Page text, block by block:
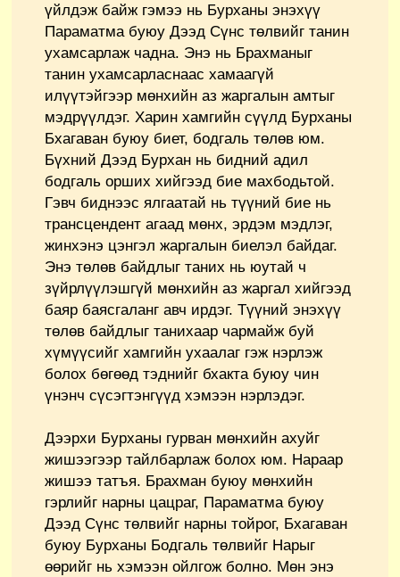
үйлдэж байж гэмээ нь Бурханы энэхүү
Параматма буюу Дээд Сүнс төлвийг танин
ухамсарлаж чадна. Энэ нь Брахманыг
танин ухамсарласнаас хамаагүй
илүүтэйгээр мөнхийн аз жаргалын амтыг
мэдрүүлдэг. Харин хамгийн сүүлд Бурханы
Бхагаван буюу биет, бодгаль төлөв юм.
Бүхний Дээд Бурхан нь бидний адил
бодгаль орших хийгээд бие махбодьтой.
Гэвч биднээс ялгаатай нь түүний бие нь
трансцендент агаад мөнх, эрдэм мэдлэг,
жинхэнэ цэнгэл жаргалын биелэл байдаг.
Энэ төлөв байдлыг таних нь юутай ч
зүйрлүүлэшгүй мөнхийн аз жаргал хийгээд
баяр баясгаланг авч ирдэг. Түүний энэхүү
төлөв байдлыг танихаар чармайж буй
хүмүүсийг хамгийн ухаалаг гэж нэрлэж
болох бөгөөд тэднийг бхакта буюу чин
үнэнч сүсэгтэнгүүд хэмээн нэрлэдэг.
Дээрхи Бурханы гурван мөнхийн ахуйг
жишээгээр тайлбарлаж болох юм. Нараар
жишээ татъя. Брахман буюу мөнхийн
гэрлийг нарны цацраг, Параматма буюу
Дээд Сүнс төлвийг нарны тойрог, Бхагаван
буюу Бурханы Бодгаль төлвийг Нарыг
өөрийг нь хэмээн ойлгож болно. Мөн энэ